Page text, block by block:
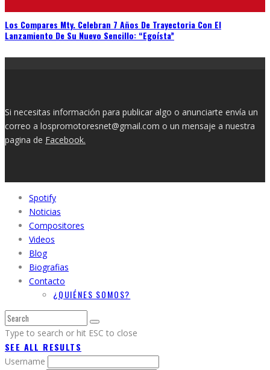
Los Compares Mty. Celebran 7 Años De Trayectoria Con El
Lanzamiento De Su Nuevo Sencillo: “Egoísta”
Si necesitas información para publicar algo o anunciarte envía un
correo a lospromotoresnet@gmail.com o un mensaje a nuestra
pagina de Facebook.
Spotify
Noticias
Compositores
Videos
Blog
Biografias
Contacto
¿QUIÉNES SOMOS?
Type to search or hit ESC to close
SEE ALL RESULTS
Username